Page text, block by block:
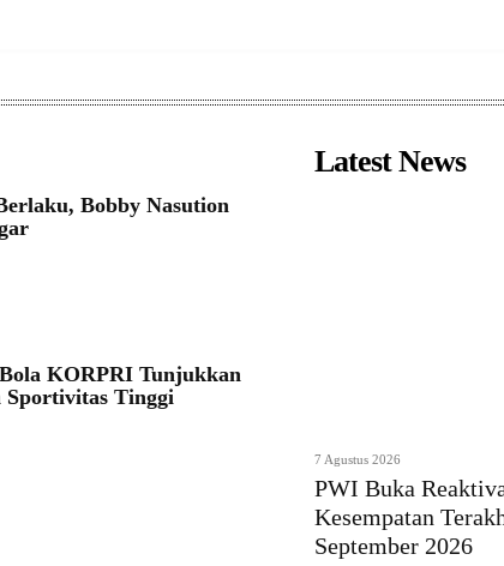
Bobby Nasution
KORPRI Tunjukkan
Sportivitas Tinggi
Latest News
7 Agustus 2026
PWI Buka
Kesempatan
September 2026